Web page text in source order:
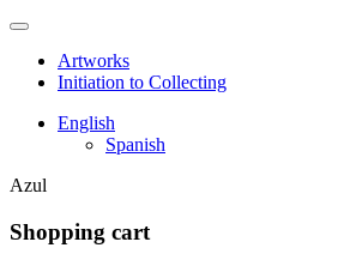
Artworks
Initiation to Collecting
English
Spanish
Azul
Shopping cart